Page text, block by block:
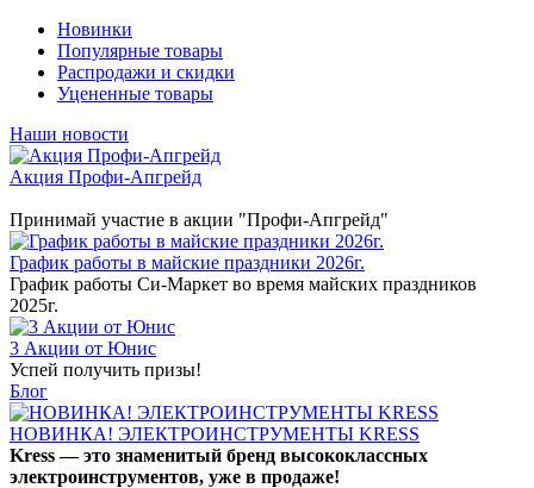
Новинки
Популярные товары
Распродажи и скидки
Уцененные товары
Наши новости
Акция Профи-Апгрейд
Принимай участие в акции "Профи-Апгрейд"
График работы в майские праздники 2026г.
График работы Си-Маркет во время майских праздников
2025г.
3 Акции от Юнис
Успей получить призы!
Блог
НОВИНКА! ЭЛЕКТРОИНСТРУМЕНТЫ KRESS
Kress — это знаменитый бренд высококлассных
электроинструментов, уже в продаже!